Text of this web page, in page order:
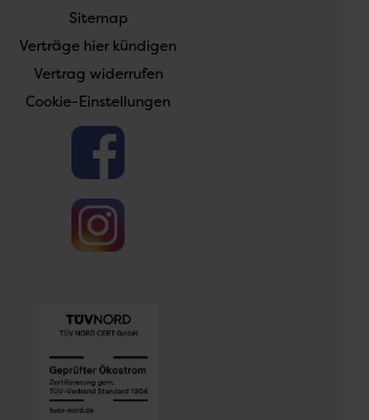
Sitemap
Verträge hier kündigen
Vertrag widerrufen
Cookie-Einstellungen